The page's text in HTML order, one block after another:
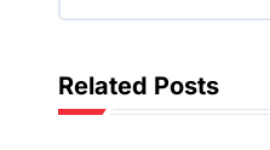
a
v
i
Related Posts